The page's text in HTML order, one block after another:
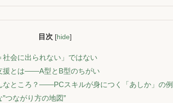
目次 [hide]
社会に出られない」ではない
援とは――A型とB型のちがい
なところ？――PCスキルが身につく「あしか」の例
つながり方の地図”